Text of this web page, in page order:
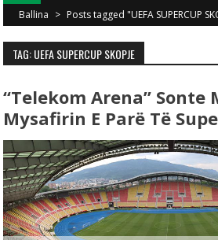
Ballina > Posts tagged "UEFA SUPERCUP
TAG: UEFA SUPERCUP SKOPJE
“Telekom Arena” Sonte
Mysafirin E Parë Të